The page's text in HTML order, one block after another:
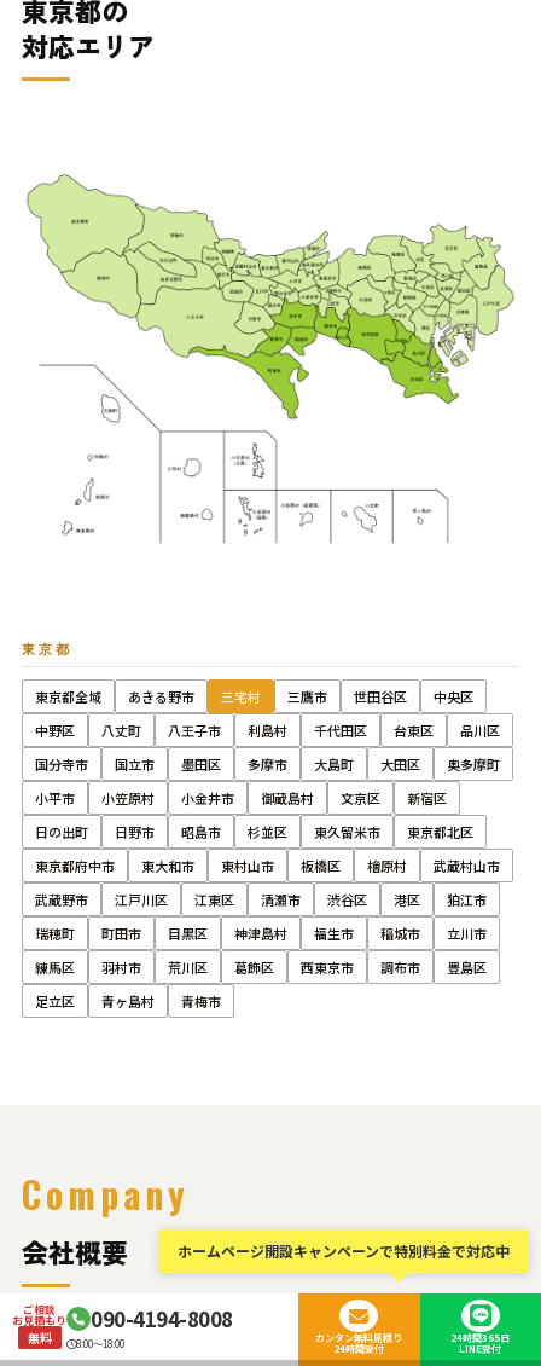
東京都の
対応エリア
東京都
東京都全域 あきる野市 三宅村 三鷹市 世田谷区
中央区
中野区
八丈町 八王子市 利島村 千代田区 台東区
品川区
国分寺市
国立市 墨田区 多摩市 大島町 大田区
奥多摩町
小平市
小笠原村 小金井市 御蔵島村 文京区
新宿区
日の出町
日野市 昭島市 杉並区 東久留米市
東京都北区
東京都府中市
東大和市 東村山市 板橋区 檜原村
武蔵村山市
武蔵野市
江戸川区 江東区 清瀬市 渋谷区 港区
狛江市
瑞穂町
町田市 目黒区 神津島村 福生市 稲城市
立川市
練馬区
羽村市 荒川区 葛飾区 西東京市 調布市
豊島区
足立区
青ヶ島村 青梅市
Company
会社概要 ホームページ開設キャンペーンで特別料金で対応中
ご相談
お見積もり
無料
090-4194-8008
8:00～18:00
カンタン無料見積り
24時間受付
24時間365日
LINE受付